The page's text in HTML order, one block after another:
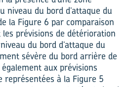
niveau du bord d’attaque du
la Figure 6 par comparaison
prévisions de détérioration
du bord d’attaque du
sévère du bord arrière de
aux prévisions
représentées à la Figure 5